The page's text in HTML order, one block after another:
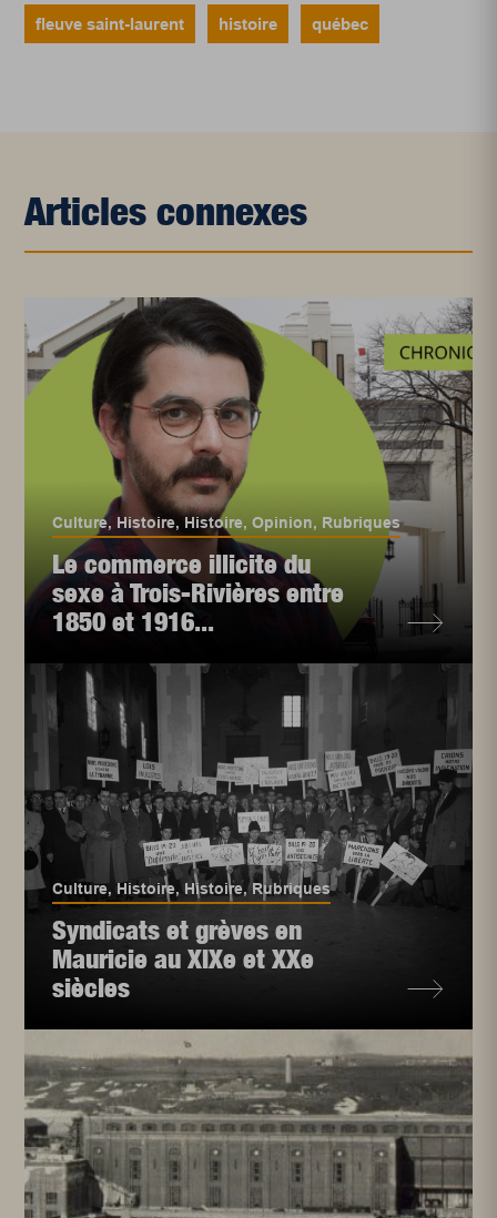
fleuve saint-laurent histoire québec
Articles connexes
Culture, Histoire,Histoire,Opinion, Rubriques
Le commerce illicite du
sexe à Trois-Rivières entre
1850 et 1916...
Culture,Histoire,Histoire,Rubriques
Syndicats et grèves en
Mauricie au XIXe et XXe
siècles